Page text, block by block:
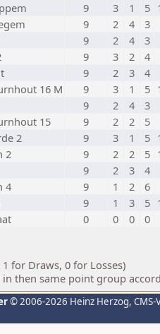
9 3 1 5
9 2 4
3
9 2 4
3
9 3 2
4
9 2 3
4
16 M 9 3 1 5
9 2 4
3
15 9 2 2
5
2 9 3 1 5
2 9 2 2 5
9 2 3
4
4 9 1 2
6
9 1 3 5
0 0 0
0
for Draws, 0 for Losses)
then same point group
© 2006-2026 Heinz Herzog,